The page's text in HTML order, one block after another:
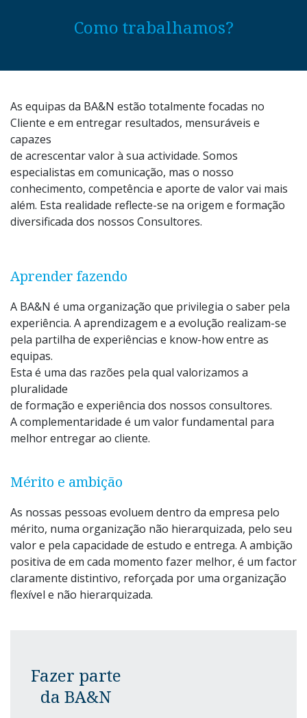
Como trabalhamos?
As equipas da BA&N estão totalmente focadas no
Cliente e em entregar resultados, mensuráveis e
capazes
de acrescentar valor à sua actividade. Somos
especialistas em comunicação, mas o nosso
conhecimento, competência e aporte de valor vai mais
além. Esta realidade reflecte-se na origem e formação
diversificada dos nossos Consultores.
Aprender fazendo
A BA&N é uma organização que privilegia o saber pela
experiência. A aprendizagem e a evolução realizam-se
pela partilha de experiências e know-how entre as
equipas.
Esta é uma das razões pela qual valorizamos a
pluralidade
de formação e experiência dos nossos consultores.
A complementaridade é um valor fundamental para
melhor entregar ao cliente.
Mérito e ambição
As nossas pessoas evoluem dentro da empresa pelo
mérito, numa organização não hierarquizada, pelo seu
valor e pela capacidade de estudo e entrega. A ambição
positiva de em cada momento fazer melhor, é um factor
claramente distintivo, reforçada por uma organização
flexível e não hierarquizada.
Fazer parte
da BA&N